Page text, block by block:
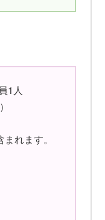
1人
れます。